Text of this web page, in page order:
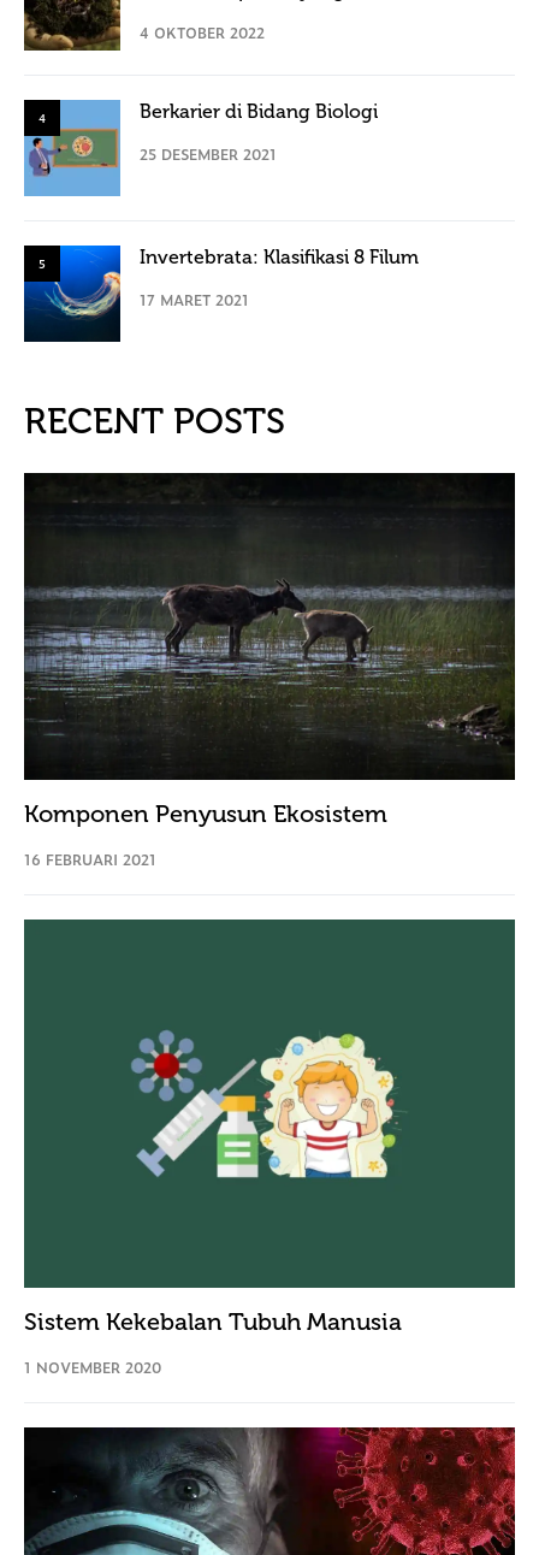
4 OKTOBER 2022
4 Berkarier di Bidang Biologi
25 DESEMBER 2021
5 Invertebrata: Klasifikasi 8 Filum
17 MARET 2021
RECENT POSTS
Komponen Penyusun Ekosistem
16 FEBRUARI 2021
Sistem Kekebalan Tubuh Manusia
1 NOVEMBER 2020